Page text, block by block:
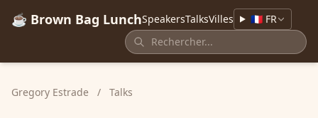
☕ Brown Bag LunchSpeakersTalksVilles 🇫🇷 FR
Gregory Estrade / Talks